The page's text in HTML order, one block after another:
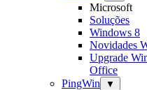
Microsoft
Soluções
Windows 8
Novidades
Upgrade
Office
PingWin
▼